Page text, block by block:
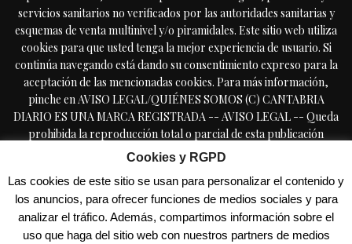
servicios sanitarios no verificados por las autoridades sanitarias y
esquemas de venta multinivel y/o piramidales. Este sitio web utiliza
cookies para que usted tenga la mejor experiencia de usuario. Si
continúa navegando está dando su consentimiento expreso para la
aceptación de las mencionadas cookies. Para más información,
pinche en AVISO LEGAL/QUIÉNES SOMOS (C) CANTABRIA
DIARIO ES UNA MARCA REGISTRADA -- AVISO LEGAL -- Queda
prohibida la reproducción total o parcial de esta publicación
periódica, por cualquier medio o procedimiento, sin tener la
autorización previa, expresa y por escrito del editor, incluyendo el
uso directa o indirectamente comercial en forma de reseñas,
resúmenes, o extractos de prensa, a lo que se manifiesta oposición
expresa. Copyright © 2009-2025 CantabriaDiario.com Cantabria
Diario es una marca registrada - TODOS LOS DERECHOS
Cookies y RGPD
Las cookies de este sitio se usan para personalizar el contenido y
los anuncios, para ofrecer funciones de medios sociales y para
analizar el tráfico. Además, compartimos información sobre el
uso que haga del sitio web con nuestros partners de medios